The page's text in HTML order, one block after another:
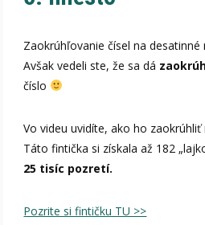
Zaokrúhľovanie čísel na desatinné
Avšak vedeli ste, že sa dá
číslo
Vo videu uvidíte, ako ho
Táto fintička si získala až 182
25 tisíc pozretí.
Pozrite si fintičku TU >>